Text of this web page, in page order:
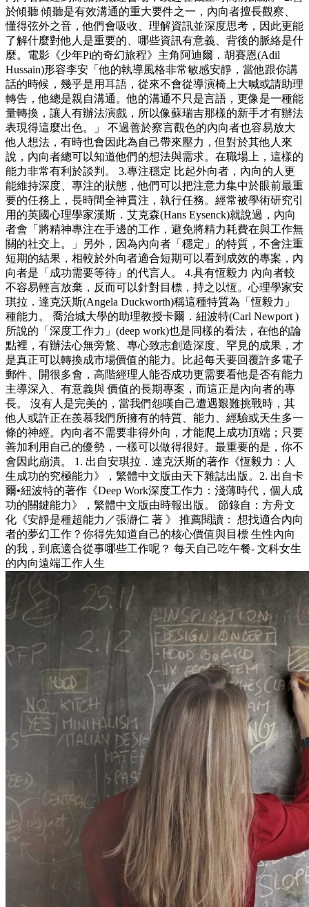
於傾聽 傾聽是有效溝通的重大要件之一，內向者擅長觀察、
懂得弦外之音，他們會吸收、理解資訊並深度思考，因此更能
了解什麼對他人是重要的、哪些資訊有意義、背後的脈絡是什
麼。電影《少年Pi的奇幻旅程》主角阿迪爾．胡賽恩(Adil
Hussain)形容李安「他的執導風格非常敏感安靜，當他跟你講
話的時候，幾乎是用耳語，從來不會從導演椅上大喊或請助理
轉告，他總是親自溝通。他的溝通不只是言語，更像是一種能
量轉換，讓人有辦法演戲，所以像蘇瑞吉那樣的新手才有辦法
表現得這麼出色。」 不過善於察言觀色的內向者也容易放大
他人想法，有時也會因此為自己帶來壓力，但對於其他人來
說，內向者總可以知道他們的想法與需求。在職場上，這樣的
能力非常有利於談判。 3.專注穩定 比起外向者，內向的人更
能維持深度、專注的狀態，他們可以把注意力集中於眼前最重
要的任務上，長時間全神貫注，執行任務。經常被學術研究引
用的英國心理學家漢斯．艾克森(Hans Eysenck)就說過，內向
者會「將精神專注在手邊的工作，避免將精力耗費在與工作無
關的社交上。」另外，因為內向者「穩定」的特質，不會注重
短期的結果，相較於外向者適合短期可以看到成效的專案，內
向者是「成功需要等待」的代言人。 4.具有恆毅力 內向者較
不容易輕言放棄，反而可以針對目標，持之以恆。心理學家安
琪拉．達克沃斯(Angela Duckworth)稱這種特質為「恆毅力」
種能力。 喬治城大學的助理教授卡爾．紐波特(Carl Newport )
所說的「深度工作力」(deep work)也是同樣的看法，在他的論
點裡，有辦法心無旁鶩、專心致志創造深度、罕見的成果，才
是真正可以轉換成市場價值的能力。比起每天要回覆許多電子
郵件、開很多會，高階經理人能否成功更需要看他是否有能力
主導深入、有意義與 價值的長期專案，而這正是內向者的專
長。 沒有人是完美的，當我們怨嘆自己遭遇艱難挑戰時，其
他人或許正在羨慕我們所擁有的特質、能力、經驗或天生多一
條的神經。內向者不需要非得外向，才能爬上成功頂端；只要
善加利用自己的優勢，一樣可以做得很好。最重要的是，你不
會因此崩潰。 1. 出自安琪拉．達克沃斯的著作《恆毅力：人
生成功的究極能力》，繁體中文版由天下雜誌出版。2. 出自卡
爾•紐波特的著作《Deep Work深度工作力：淺薄時代，個人成
功的關鍵能力》，繁體中文版由時報出版。 節錄自：方舟文
化《安靜是種超能力／張瀞仁 著 》 推薦閱讀： 想找適合內向
者的夢幻工作？你得先知道自己的核心價值與目標 生性內向
的我，到底適合從事哪些工作呢？ 每天自己吃午餐- 文科女生
的內向遠端工作人生